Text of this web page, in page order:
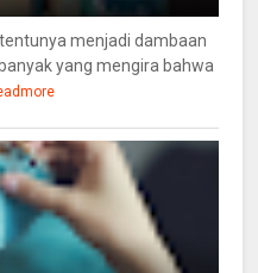
menjadi dambaan
yang mengira bahwa